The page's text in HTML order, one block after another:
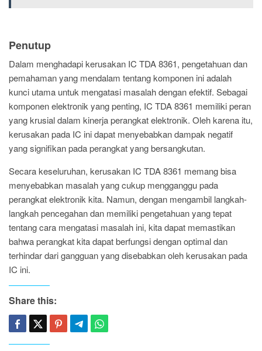
Penutup
Dalam menghadapi kerusakan IC TDA 8361, pengetahuan dan
pemahaman yang mendalam tentang komponen ini adalah
kunci utama untuk mengatasi masalah dengan efektif. Sebagai
komponen elektronik yang penting, IC TDA 8361 memiliki peran
yang krusial dalam kinerja perangkat elektronik. Oleh karena itu,
kerusakan pada IC ini dapat menyebabkan dampak negatif
yang signifikan pada perangkat yang bersangkutan.
Secara keseluruhan, kerusakan IC TDA 8361 memang bisa
menyebabkan masalah yang cukup mengganggu pada
perangkat elektronik kita. Namun, dengan mengambil langkah-
langkah pencegahan dan memiliki pengetahuan yang tepat
tentang cara mengatasi masalah ini, kita dapat memastikan
bahwa perangkat kita dapat berfungsi dengan optimal dan
terhindar dari gangguan yang disebabkan oleh kerusakan pada
IC ini.
Share this: